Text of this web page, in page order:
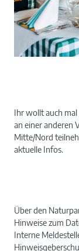
Ihr wollt auch mal
an einer anderen
Mitte/Nord
aktuelle Infos.
Über den
Hinweise zum
Interne